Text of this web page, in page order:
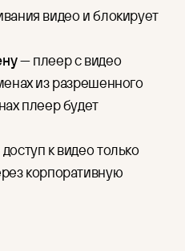
видео и блокирует
— плеер с видео
из разрешенного
плеер будет
к видео только
корпоративную